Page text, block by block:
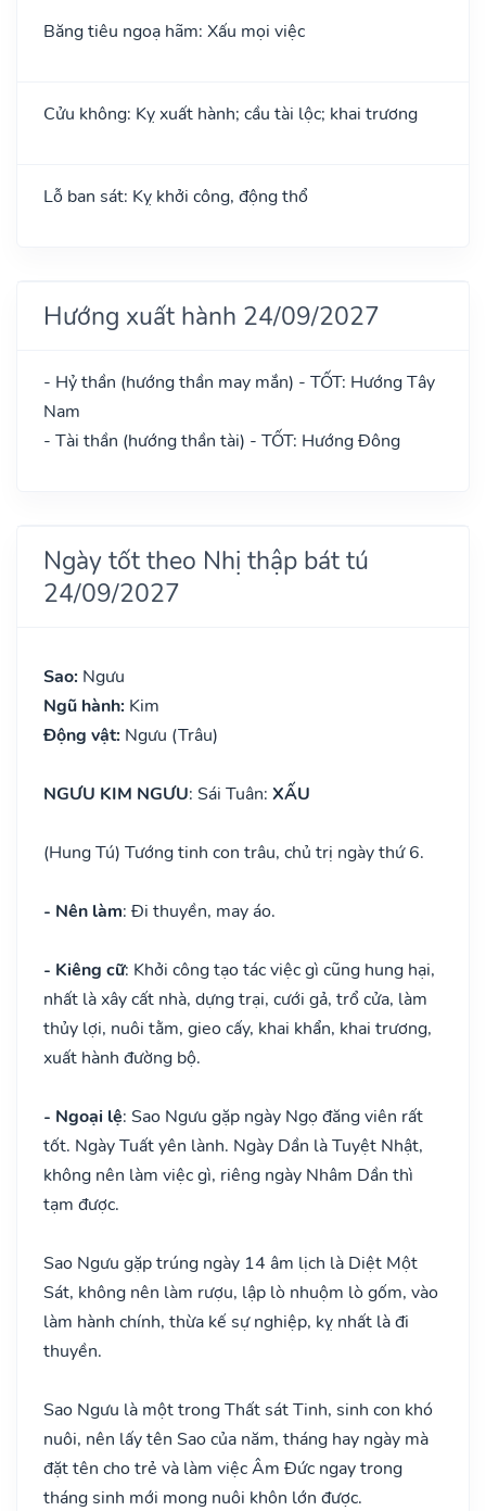
Băng tiêu ngoạ hãm: Xấu mọi việc
Cửu không: Kỵ xuất hành; cầu tài lộc; khai trương
Lỗ ban sát: Kỵ khởi công, động thổ
Hướng xuất hành 24/09/2027
- Hỷ thần (hướng thần may mắn) - TỐT: Hướng Tây
Nam
- Tài thần (hướng thần tài) - TỐT: Hướng Đông
Ngày tốt theo Nhị thập bát tú
24/09/2027
Sao: Ngưu
Ngũ hành: Kim
Động vật: Ngưu (Trâu)
NGƯU KIM NGƯU: Sái Tuân: XẤU
(Hung Tú) Tướng tinh con trâu, chủ trị ngày thứ 6.
- Nên làm: Đi thuyền, may áo.
- Kiêng cữ: Khởi công tạo tác việc gì cũng hung hại,
nhất là xây cất nhà, dựng trại, cưới gả, trổ cửa, làm
thủy lợi, nuôi tằm, gieo cấy, khai khẩn, khai trương,
xuất hành đường bộ.
- Ngoại lệ: Sao Ngưu gặp ngày Ngọ đăng viên rất
tốt. Ngày Tuất yên lành. Ngày Dần là Tuyệt Nhật,
không nên làm việc gì, riêng ngày Nhâm Dần thì
tạm được.
Sao Ngưu gặp trúng ngày 14 âm lịch là Diệt Một
Sát, không nên làm rượu, lập lò nhuộm lò gốm, vào
làm hành chính, thừa kế sự nghiệp, kỵ nhất là đi
thuyền.
Sao Ngưu là một trong Thất sát Tinh, sinh con khó
nuôi, nên lấy tên Sao của năm, tháng hay ngày mà
đặt tên cho trẻ và làm việc Âm Đức ngay trong
tháng sinh mới mong nuôi khôn lớn được.